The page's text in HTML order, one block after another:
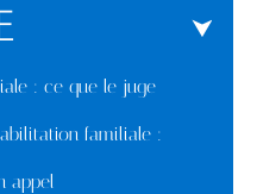
: ce que le juge
familiale :
appel